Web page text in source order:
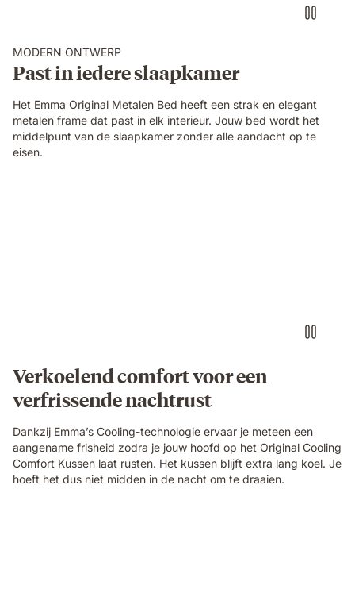
MODERN ONTWERP
Past in iedere slaapkamer
Het Emma Original Metalen Bed heeft een strak en elegant
metalen frame dat past in elk interieur. Jouw bed wordt het
middelpunt van de slaapkamer zonder alle aandacht op te
eisen.
Verkoelend comfort voor een
verfrissende nachtrust
Dankzij Emma’s Cooling-technologie ervaar je meteen een
aangename frisheid zodra je jouw hoofd op het Original Cooling
Comfort Kussen laat rusten. Het kussen blijft extra lang koel. Je
hoeft het dus niet midden in de nacht om te draaien.